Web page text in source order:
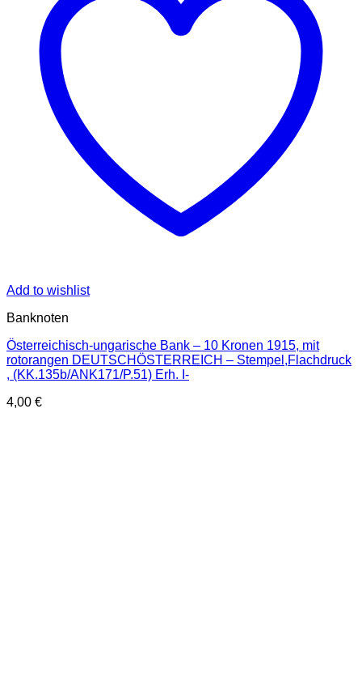
Add to wishlist
Banknoten
Österreichisch-ungarische Bank – 10 Kronen 1915, mit
rotorangen DEUTSCHÖSTERREICH – Stempel,Flachdruck
, (KK.135b/ANK171/P.51) Erh. I-
4,00 €